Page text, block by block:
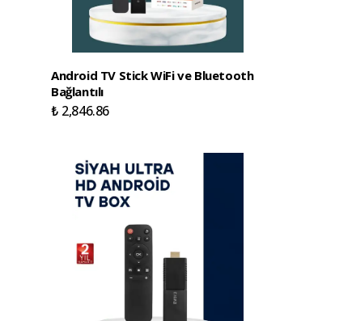
Android TV Stick WiFi ve Bluetooth
Bağlantılı
₺ 2,846.86